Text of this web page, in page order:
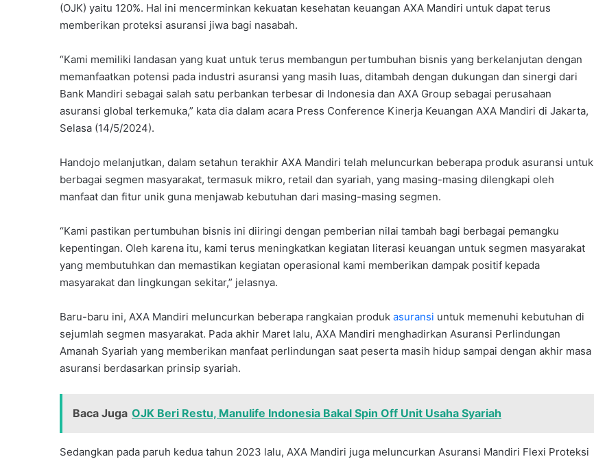
(OJK) yaitu 120%. Hal ini mencerminkan kekuatan kesehatan keuangan AXA Mandiri untuk dapat terus
memberikan proteksi asuransi jiwa bagi nasabah.
“Kami memiliki landasan yang kuat untuk terus membangun pertumbuhan bisnis yang berkelanjutan dengan
memanfaatkan potensi pada industri asuransi yang masih luas, ditambah dengan dukungan dan sinergi dari
Bank Mandiri sebagai salah satu perbankan terbesar di Indonesia dan AXA Group sebagai perusahaan
asuransi global terkemuka,” kata dia dalam acara Press Conference Kinerja Keuangan AXA Mandiri di Jakarta,
Selasa (14/5/2024).
Handojo melanjutkan, dalam setahun terakhir AXA Mandiri telah meluncurkan beberapa produk asuransi untuk
berbagai segmen masyarakat, termasuk mikro, retail dan syariah, yang masing-masing dilengkapi oleh
manfaat dan fitur unik guna menjawab kebutuhan dari masing-masing segmen.
“Kami pastikan pertumbuhan bisnis ini diiringi dengan pemberian nilai tambah bagi berbagai pemangku
kepentingan. Oleh karena itu, kami terus meningkatkan kegiatan literasi keuangan untuk segmen masyarakat
yang membutuhkan dan memastikan kegiatan operasional kami memberikan dampak positif kepada
masyarakat dan lingkungan sekitar,” jelasnya.
Baru-baru ini, AXA Mandiri meluncurkan beberapa rangkaian produk asuransi untuk memenuhi kebutuhan di
sejumlah segmen masyarakat. Pada akhir Maret lalu, AXA Mandiri menghadirkan Asuransi Perlindungan
Amanah Syariah yang memberikan manfaat perlindungan saat peserta masih hidup sampai dengan akhir masa
asuransi berdasarkan prinsip syariah.
Baca Juga OJK Beri Restu, Manulife Indonesia Bakal Spin Off Unit Usaha Syariah
Sedangkan pada paruh kedua tahun 2023 lalu, AXA Mandiri juga meluncurkan Asuransi Mandiri Flexi Proteksi